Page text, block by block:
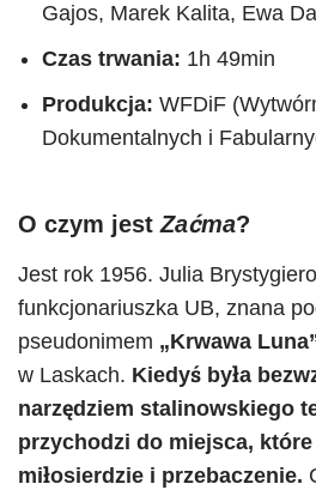
Gajos, Marek Kalita, Ewa
Czas trwania: 1h 49min
Produkcja: WFDiF
Dokumentalnych i
O czym jestZaćma?
Jest rok 1956. Julia
funkcjonariuszka UB, znana
pseudonimem „Krwawa
w Laskach. Kiedyś była
narzędziem stalinowskiego
przychodzi do miejsca,
miłosierdzie i przebaczenie.